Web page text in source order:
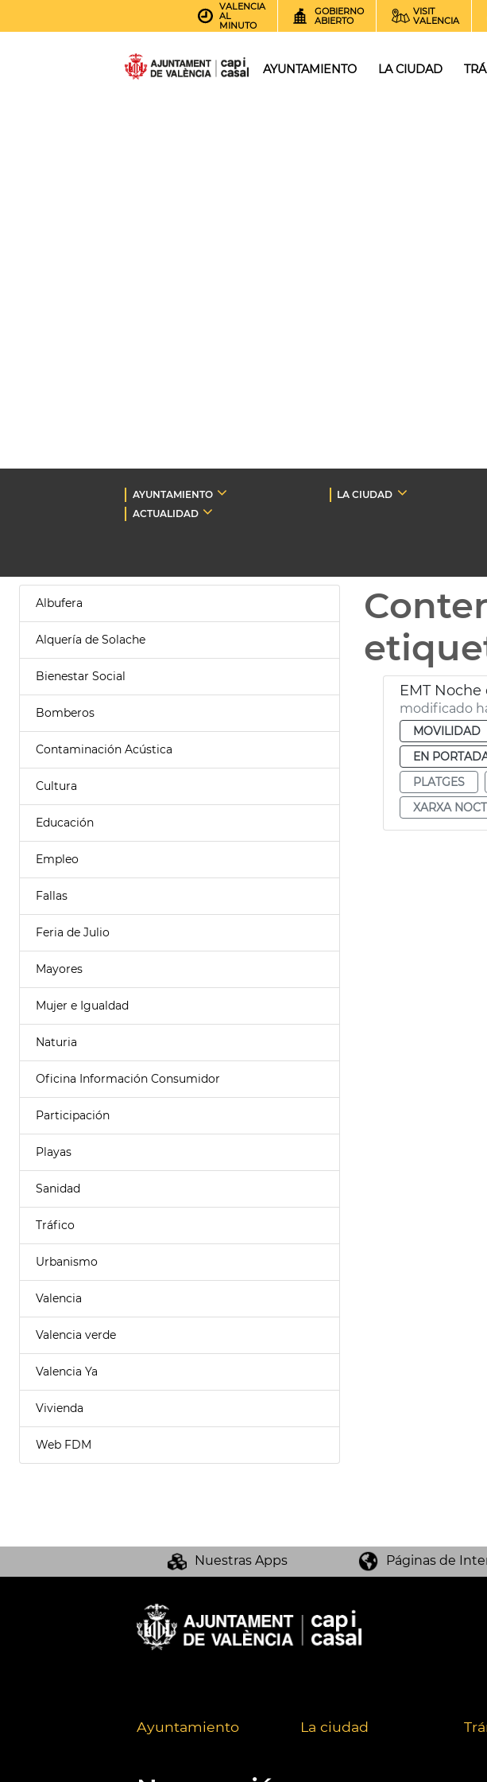
VALENCIA
AL
MINUTO
GOBIERNO
ABIERTO
VISIT
VALENCIA
AYUNTAMIENTO LA CIUDAD
AYUNTAMIENTO LA CIUDAD
ACTUALIDAD
Albufera
Alquería de Solache
Bienestar Social
Bomberos
Contaminación Acústica
Cultura
Educación
Empleo
Fallas
Feria de Julio
Mayores
Mujer e Igualdad
Naturia
Oficina Información Consumidor
Participación
Playas
Sanidad
Tráfico
Urbanismo
Valencia
Valencia verde
Valencia Ya
Vivienda
Web FDM
EMT
modificado
MOVILIDAD
EN
PLATGES
XARXA
Nuestras Apps Páginas de
Ayuntamiento La ciudad